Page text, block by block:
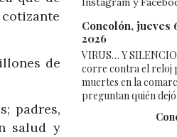
de
padres,
salud y
Concolón, jueves
2026
VIRUS… Y
corre contra el reloj
muertes en la
preguntan quién dejó